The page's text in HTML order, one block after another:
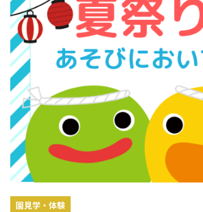
園見学・体験